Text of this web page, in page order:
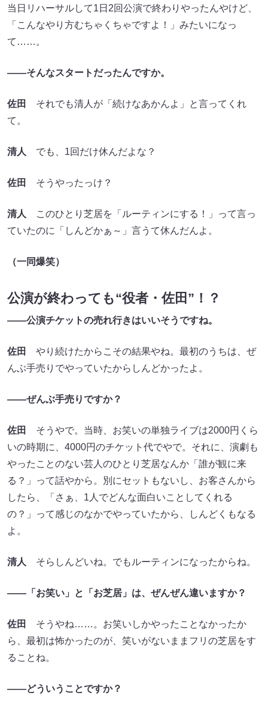
当日リハーサルして1日2回公演で終わりやったんやけど、
「こんなやり方むちゃくちゃですよ！」みたいになっ
て……。
――そんなスタートだったんですか。
佐田
それでも清人が「続けなあかんよ」と言ってくれ
て。
清人 でも、1回だけ休んだよな？
佐田 そうやったっけ？
清人
このひとり芝居を「ルーティンにする！」って言っ
ていたのに「しんどかぁ～」言うて休んだんよ。
（一同爆笑）
公演が終わっても“役者・佐田”！？
――公演チケットの売れ行きはいいそうですね。
佐田
やり続けたからこその結果やね。最初のうちは、ぜ
んぶ手売りでやっていたからしんどかったよ。
――ぜんぶ手売りですか？
佐田
そうやで。当時、お笑いの単独ライブは2000円くら
いの時期に、4000円のチケット代でやで。それに、演劇も
やったことのない芸人のひとり芝居なんか「誰が観に来
る？」って話やから。別にセットもないし、お客さんから
したら、「さぁ、1人でどんな面白いことしてくれる
の？」って感じのなかでやっていたから、しんどくもなる
よ。
清人 そらしんどいね。でもルーティンになったからね。
――「お笑い」と「お芝居」は、ぜんぜん違いますか？
佐田
そうやね……。お笑いしかやったことなかったか
ら、最初は怖かったのが、笑いがないままフリの芝居をす
ることね。
――どういうことですか？